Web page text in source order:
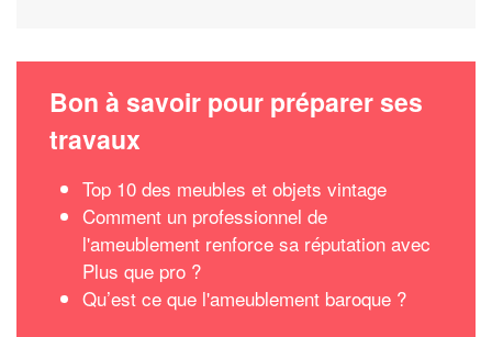
Bon à savoir pour préparer ses
travaux
Top 10 des meubles et objets vintage
Comment un professionnel de
l'ameublement renforce sa réputation avec
Plus que pro ?
Qu’est ce que l'ameublement baroque ?